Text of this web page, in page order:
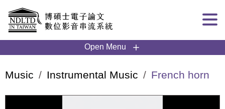
Open Menu
Music Instrumental Music French horn